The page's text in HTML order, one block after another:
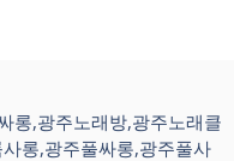
롱,광주노래방,광주노래클
롱,광주풀싸롱,광주풀사